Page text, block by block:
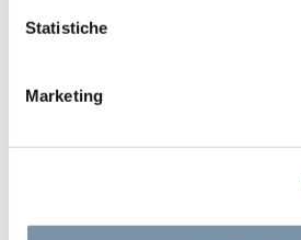
Statistiche
Marketing
supporto per doccetta
ottone